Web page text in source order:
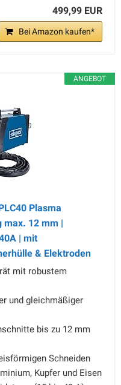
499,99 EUR
Bei Amazon kaufen*
ANGEBOT
Plasma
max. 12 mm |
| mit
& Elektroden
mit robustem
und gleichmäßiger
bis zu 12 mm
Schneiden
Kupfer und Eisen